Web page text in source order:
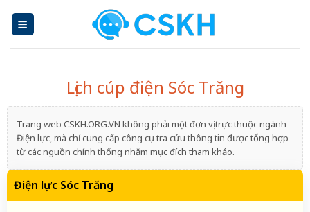
Lịch cúp điện Sóc Trăng
Trang web CSKH.ORG.VN không phải một đơn vị trực thuộc ngành
Điện lực, mà chỉ cung cấp công cụ tra cứu thông tin được tổng hợp
từ các nguồn chính thống nhằm mục đích tham khảo.
Điện lực Sóc Trăng